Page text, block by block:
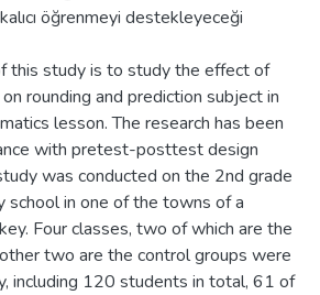
öğrenmeyi destekleyeceği
this study is to study the effect of
rounding and prediction subject in
lesson. The research has been
with pretest-posttest design
was conducted on the 2nd grade
school in one of the towns of a
Four classes, two of which are the
two are the control groups were
including 120 students in total, 61 of